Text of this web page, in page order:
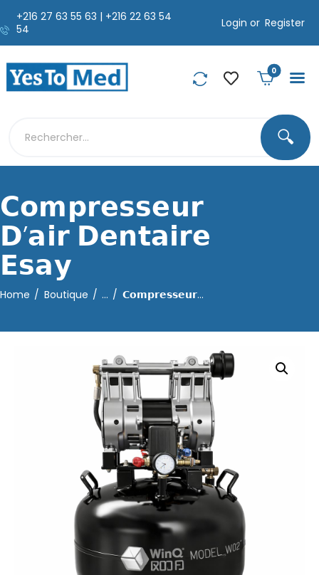
+216 27 63 55 63 | +216 22 63 54
54
Login or Register
0
🔍
𝗖𝗼𝗺𝗽𝗿𝗲𝘀𝘀𝗲𝘂𝗿
𝗗’𝗮𝗶𝗿 𝗗𝗲𝗻𝘁𝗮𝗶𝗿𝗲
𝗘𝘀𝗮𝘆
Home Boutique ... 𝗖𝗼𝗺𝗽𝗿𝗲𝘀𝘀𝗲𝘂𝗿...